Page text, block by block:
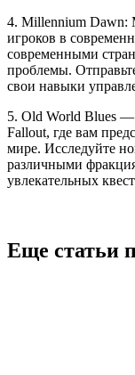
4. Millennium Dawn:
игроков в
современными
проблемы.
свои навыки
5. Old World Blues —
Fallout, где вам
мире. Исследуйте
различными
увлекательных
Еще статьи